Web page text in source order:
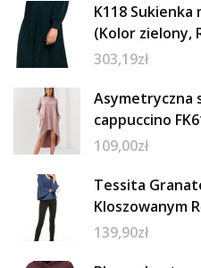
K118
(Kolor zielony,
303,19zł
Asymetryczna
cappuccino
109,00zł
Tessita
Kloszowanym
139,90zł